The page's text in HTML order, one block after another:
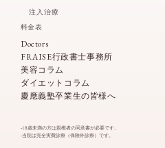
注入治療
料金表
Doctors
FRAISE行政書士事務所
美容コラム
ダイエットコラム
慶應義塾卒業生の皆様へ
-18歳未満の方は親権者の同意書が必要です。
-当院は完全実費診療（保険外診療）です。